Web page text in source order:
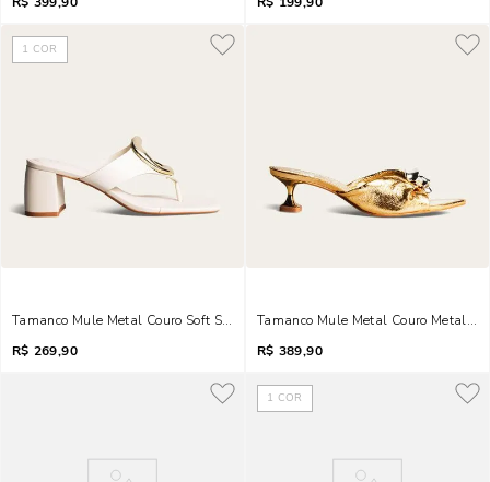
1 COR
Tamanco Mule Metal Couro Soft Salto Grosso Off White
R$ 269,90
Tamanco Mule Metal Couro
R$ 389,90
1 COR